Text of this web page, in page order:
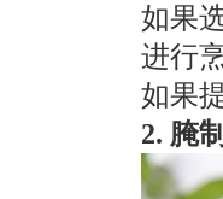
如果
进行
如果
2. 腌